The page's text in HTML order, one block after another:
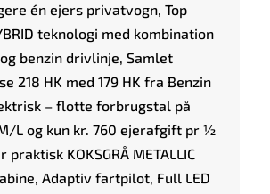
én ejers privatvogn, Top
teknologi med kombination
benzin drivlinje, Samlet
218 HK med 179 HK fra Benzin
– flotte forbrugstal på
L og kun kr. 760 ejerafgift pr ½
praktisk KOKSGRÅ METALLIC
Adaptiv fartpilot, Full LED